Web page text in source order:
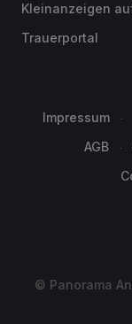
Kleinanzeigen
Trauerportal
Impressum
AGB
© Panorama